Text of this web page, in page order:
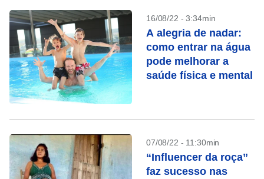
16/08/22 - 3:34min
A alegria de nadar:
como entrar na água
pode melhorar a
saúde física e mental
07/08/22 - 11:30min
“Influencer da roça”
faz sucesso nas